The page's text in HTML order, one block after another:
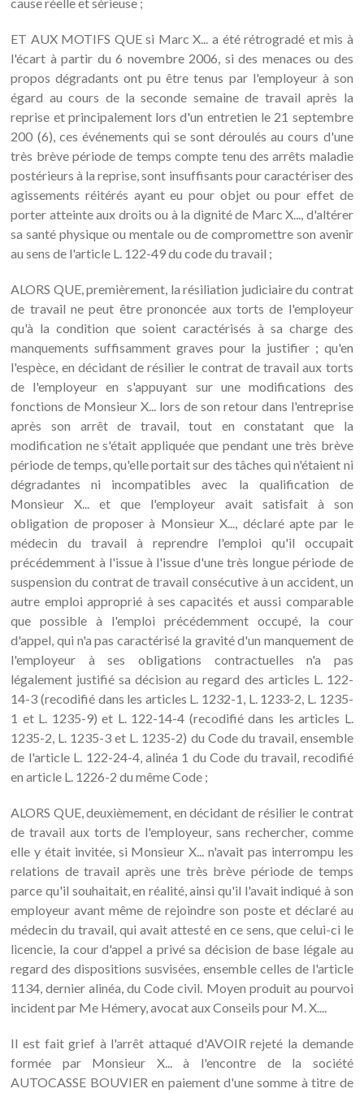
ET AUX MOTIFS QUE si Marc X... a été rétrogradé et mis à
l'écart à partir du 6 novembre 2006, si des menaces ou des
propos dégradants ont pu être tenus par l'employeur à son
égard au cours de la seconde semaine de travail après la
reprise et principalement lors d'un entretien le 21 septembre
200 (6), ces événements qui se sont déroulés au cours d'une
très brève période de temps compte tenu des arrêts maladie
postérieurs à la reprise, sont insuffisants pour caractériser des
agissements réitérés ayant eu pour objet ou pour effet de
porter atteinte aux droits ou à la dignité de Marc X..., d'altérer
sa santé physique ou mentale ou de compromettre son avenir
au sens de l'article L. 122-49 du code du travail ;
ALORS QUE, premièrement, la résiliation judiciaire du contrat
de travail ne peut être prononcée aux torts de l'employeur
qu'à la condition que soient caractérisés à sa charge des
manquements suffisamment graves pour la justifier ; qu'en
l'espèce, en décidant de résilier le contrat de travail aux torts
de l'employeur en s'appuyant sur une modifications des
fonctions de Monsieur X... lors de son retour dans l'entreprise
après son arrêt de travail, tout en constatant que la
modification ne s'était appliquée que pendant une très brève
période de temps, qu'elle portait sur des tâches qui n'étaient ni
dégradantes ni incompatibles avec la qualification de
Monsieur X... et que l'employeur avait satisfait à son
obligation de proposer à Monsieur X..., déclaré apte par le
médecin du travail à reprendre l'emploi qu'il occupait
précédemment à l'issue à l'issue d'une très longue période de
suspension du contrat de travail consécutive à un accident, un
autre emploi approprié à ses capacités et aussi comparable
que possible à l'emploi précédemment occupé, la cour
d'appel, qui n'a pas caractérisé la gravité d'un manquement de
l'employeur à ses obligations contractuelles n'a pas
légalement justifié sa décision au regard des articles L. 122-
14-3 (recodifié dans les articles L. 1232-1, L. 1233-2, L. 1235-
1 et L. 1235-9) et L. 122-14-4 (recodifié dans les articles L.
1235-2, L. 1235-3 et L. 1235-2) du Code du travail, ensemble
de l'article L. 122-24-4, alinéa 1 du Code du travail, recodifié
en article L. 1226-2 du même Code ;
ALORS QUE, deuxièmement, en décidant de résilier le contrat
de travail aux torts de l'employeur, sans rechercher, comme
elle y était invitée, si Monsieur X... n'avait pas interrompu les
relations de travail après une très brève période de temps
parce qu'il souhaitait, en réalité, ainsi qu'il l'avait indiqué à son
employeur avant même de rejoindre son poste et déclaré au
médecin du travail, qui avait attesté en ce sens, que celui-ci le
licencie, la cour d'appel a privé sa décision de base légale au
regard des dispositions susvisées, ensemble celles de l'article
1134, dernier alinéa, du Code civil. Moyen produit au pourvoi
incident par Me Hémery, avocat aux Conseils pour M. X....
Il est fait grief à l'arrêt attaqué d'AVOIR rejeté la demande
formée par Monsieur X... à l'encontre de la société
AUTOCASSE BOUVIER en paiement d'une somme à titre de